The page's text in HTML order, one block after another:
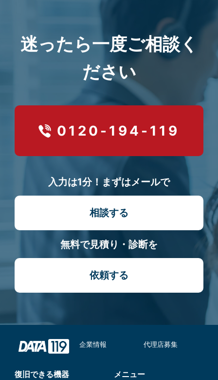
迷ったら一度ご相談く
ださい
0120-194-119
入力は1分！まずはメールで
相談する
無料で見積り・診断を
依頼する
企業情報 代理店募集
復旧できる機器 メニュー